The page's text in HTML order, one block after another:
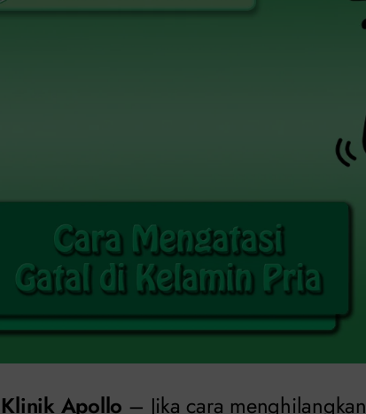
Klinik Apollo – Jika cara menghilangkan